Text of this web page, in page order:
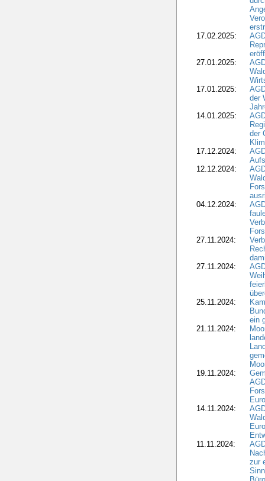
17.02.2025:
27.01.2025:
17.01.2025:
der
14.01.2025:
der
17.12.2024:
12.12.2024:
04.12.2024:
27.11.2024:
27.11.2024:
25.11.2024:
ein
21.11.2024:
19.11.2024:
14.11.2024:
11.11.2024:
zur